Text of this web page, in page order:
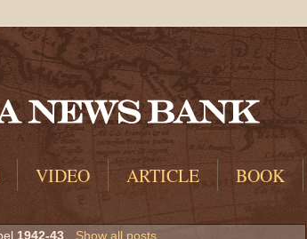
VIDEO ARTICLE BOOK
1942-43. Show all posts